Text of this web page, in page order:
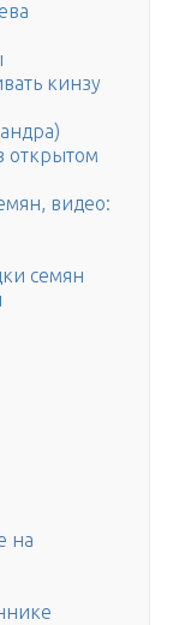
кинзу
открытом
видео:
семян
на